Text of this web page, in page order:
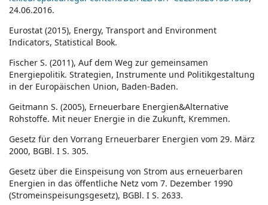
24.06.2016.
Eurostat (2015), Energy, Transport and Environment
Indicators, Statistical Book.
Fischer S. (2011), Auf dem Weg zur gemeinsamen
Energiepolitik. Strategien, Instrumente und Politikgestaltung
in der Europäischen Union, Baden-Baden.
Geitmann S. (2005), Erneuerbare Energien&Alternative
Rohstoffe. Mit neuer Energie in die Zukunft, Kremmen.
Gesetz für den Vorrang Erneuerbarer Energien vom 29. März
2000, BGBl. I S. 305.
Gesetz über die Einspeisung von Strom aus erneuerbaren
Energien in das öffentliche Netz vom 7. Dezember 1990
(Stromeinspeisungsgesetz), BGBl. I S. 2633.